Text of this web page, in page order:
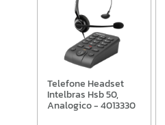
Telefone Headset
Intelbras Hsb 50,
Analogico - 4013330